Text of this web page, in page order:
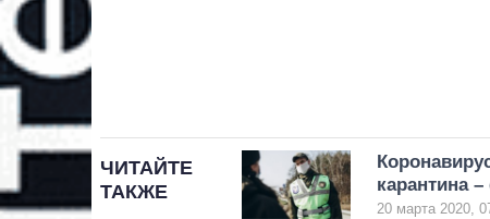
ЧИТАЙТЕ
ТАКЖЕ
карантина
20 марта 2020,